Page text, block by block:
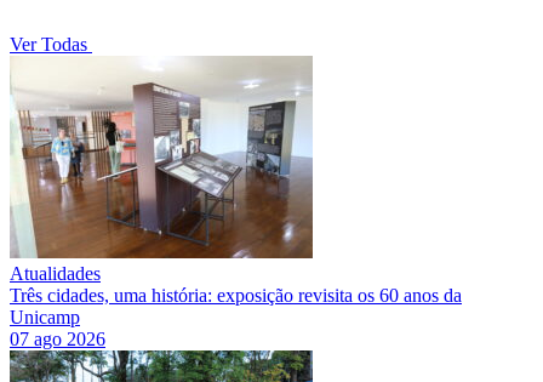
Ver Todas
Atualidades
Três cidades, uma história: exposição revisita os 60 anos da
Unicamp
07 ago 2026